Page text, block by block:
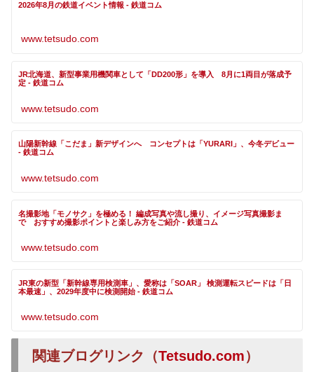
2026年8月の鉄道イベント情報 - 鉄道コム
www.tetsudo.com
JR北海道、新型事業用機関車として「DD200形」を導入 8月に1両目が落成予
定 - 鉄道コム
www.tetsudo.com
山陽新幹線「こだま」新デザインへ コンセプトは「YURARI」、今冬デビュー
- 鉄道コム
www.tetsudo.com
名撮影地「モノサク」を極める！ 編成写真や流し撮り、イメージ写真撮影ま
で おすすめ撮影ポイントと楽しみ方をご紹介 - 鉄道コム
www.tetsudo.com
JR東の新型「新幹線専用検測車」、愛称は「SOAR」 検測運転スピードは「日
本最速」、2029年度中に検測開始 - 鉄道コム
www.tetsudo.com
関連ブログリンク（Tetsudo.com）